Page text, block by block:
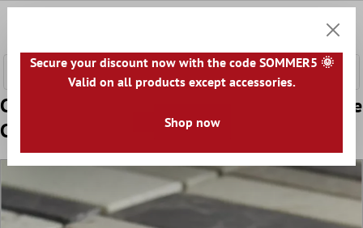
Campione Marmo Mosaico Sunbury Marrone
Caramel
Secure your discount now with the code SOMMER5 🌞
Valid on all products except accessories.
Shop now